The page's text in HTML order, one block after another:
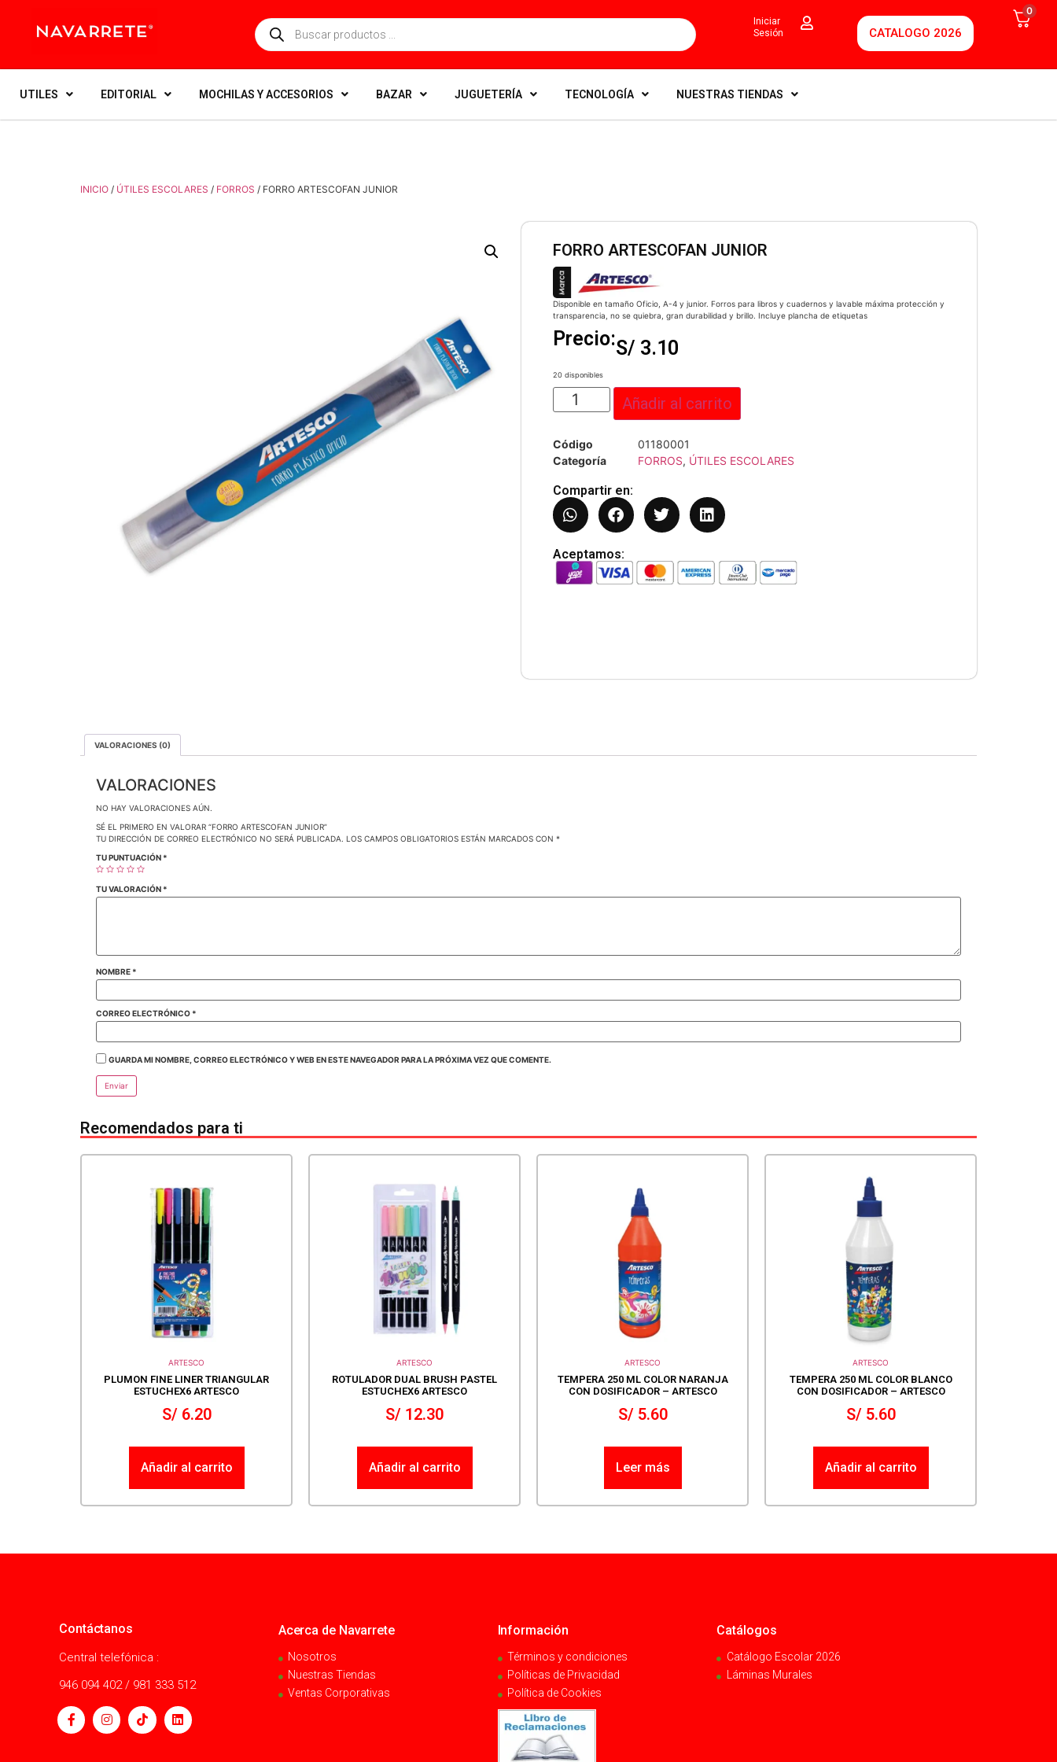
Iniciar
Sesión
CATALOGO 2026
0
UTILES EDITORIAL MOCHILAS Y ACCESORIOS BAZAR JUGUETERÍA TECNOLOGÍA NUESTRAS TIENDAS
INICIO / ÚTILES ESCOLARES / FORROS / FORRO ARTESCOFAN JUNIOR
FORRO ARTESCOFAN JUNIOR
Disponible en tamaño Oficio, A-4 y junior. Forros para libros y cuadernos y lavable máxima protección y
transparencia, no se quiebra, gran durabilidad y brillo. Incluye plancha de etiquetas
Precio:S/ 3.10
20 disponibles
Añadir al carrito
Código
01180001
Categoría
FORROS, ÚTILES ESCOLARES
Compartir en:
Aceptamos:
VALORACIONES (0)
VALORACIONES
NO HAY VALORACIONES AÚN.
SÉ EL PRIMERO EN VALORAR “FORRO ARTESCOFAN JUNIOR”
TU DIRECCIÓN DE CORREO ELECTRÓNICO NO SERÁ PUBLICADA. LOS CAMPOS OBLIGATORIOS ESTÁN MARCADOS CON *
TU PUNTUACIÓN *
TU VALORACIÓN *
NOMBRE *
CORREO ELECTRÓNICO *
GUARDA MI NOMBRE, CORREO ELECTRÓNICO Y WEB EN ESTE NAVEGADOR PARA LA PRÓXIMA VEZ QUE COMENTE.
Recomendados para ti
ARTESCO
PLUMON FINE LINER TRIANGULAR
ESTUCHEX6 ARTESCO
S/6.20
Añadir al carrito
ARTESCO
ROTULADOR DUAL BRUSH PASTEL
ESTUCHEX6 ARTESCO
S/ 12.30
Añadir al carrito
ARTESCO
TEMPERA 250 ML COLOR NARANJA
CON DOSIFICADOR – ARTESCO
S/5.60
Leer más
ARTESCO
TEMPERA 250 ML COLOR BLANCO
CON DOSIFICADOR – ARTESCO
S/5.60
Añadir al carrito
Contáctanos
Central telefónica :
946 094 402 / 981 333 512
Acerca de Navarrete
Nosotros
Nuestras Tiendas
Ventas Corporativas
Información
Términos y condiciones
Políticas de Privacidad
Política de Cookies
Catálogos
Catálogo Escolar 2026
Láminas Murales